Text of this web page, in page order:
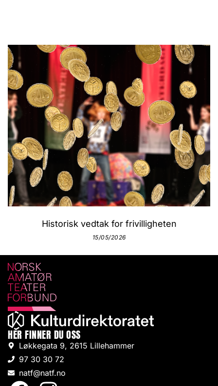
Historisk vedtak for frivilligheten
15/05/2026
HER FINNER DU OSS
Løkkegata 9, 2615 Lillehammer
97 30 30 72
natf@natf.no